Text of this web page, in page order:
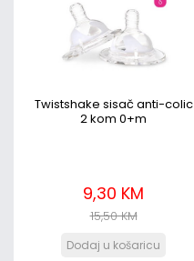
Twistshake sisač anti-colic
2 kom 0+m
9,30 KM
15,50 KM